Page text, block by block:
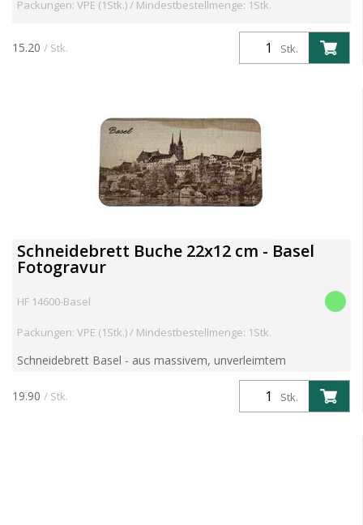
Packungen: VPE (1Stk.) / Mindestbestellmenge: 1Stk.
Stk.
15.20 / Stk.
Schneidebrett Buche 22x12 cm - Basel
Fotogravur
HF 14600-Basel
Packungen: VPE (1Stk.) / Mindestbestellmenge: 1Stk.
Schneidebrett Basel - aus massivem, unverleimtem
europäischem Buchen Holz Grösse: 22.5 x 12.5 x 1.2cm
Artikelgewicht 0.25 kg
Stk.
19.90 / Stk.